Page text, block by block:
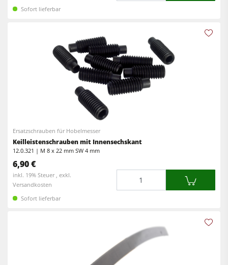
Sofort lieferbar
Ersatzschrauben für Hobelmesser
Keilleistenschrauben mit Innensechskant
12.0.321 | M 8 x 22 mm SW 4 mm
6,90 €
inkl. 19% Steuer , exkl.
Versandkosten
Sofort lieferbar